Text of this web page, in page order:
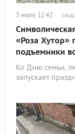
3 июля, 12:42
«Роза Хутор»
подъемники
Ко Дню семьи,
запускает